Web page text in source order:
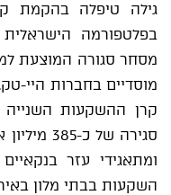
גילה טיפלה בהקמת
מסחר סגורה המוצעת
מוסדיים בחברות היי-
קרן ההשקעות
סגירה של
ומתאגידי עזר
השקעות בבתי מלון